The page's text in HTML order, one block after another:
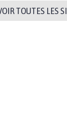
TOUTES LES